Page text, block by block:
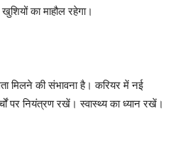
का माहौल रहेगा।
की संभावना है। करियर में नई
पर नियंत्रण रखें। स्वास्थ्य का ध्यान रखें।